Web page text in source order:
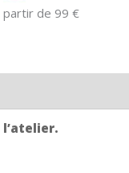
partir de 99 €